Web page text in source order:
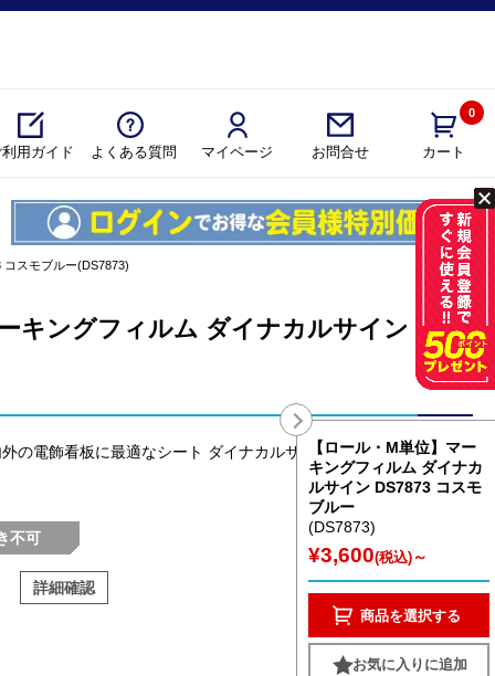
用ガイド よくある質問 マイページ お問合せ カート
0
スモブルー(DS7873)
キングフィルム ダイナカルサイン
の電飾看板に最適なシート ダイナカルサイン DS7873 コスモブ
不可
詳細確認
【ロール・M単位】マー
キングフィルム ダイナカ
ルサイン DS7873 コスモ
ブルー
(DS7873)
¥3,600(税込) ～
商品を選択する
お気に入りに追加